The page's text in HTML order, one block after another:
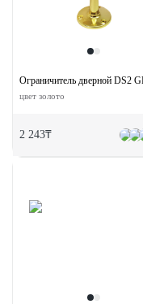
Ограничитель дверной DS2
цвет золото
2 243₸